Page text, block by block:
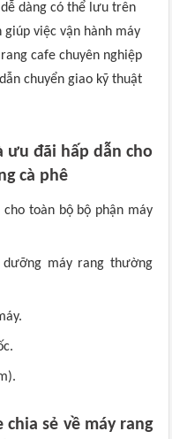
dàng có thể lưu trên
việc vận hành máy
cafe chuyên nghiệp
chuyển giao kỹ thuật
ưu đãi hấp dẫn cho
cà phê
cho toàn bộ bộ phận máy
máy rang thường
sẻ về máy rang